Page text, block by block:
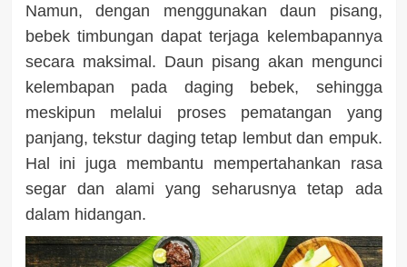
Namun, dengan menggunakan daun pisang,
bebek timbungan dapat terjaga kelembapannya
secara maksimal. Daun pisang akan mengunci
kelembapan pada daging bebek, sehingga
meskipun melalui proses pematangan yang
panjang, tekstur daging tetap lembut dan empuk.
Hal ini juga membantu mempertahankan rasa
segar dan alami yang seharusnya tetap ada
dalam hidangan.